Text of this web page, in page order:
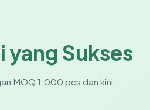
yang Sukses
MOQ 1.000 pcs dan kini